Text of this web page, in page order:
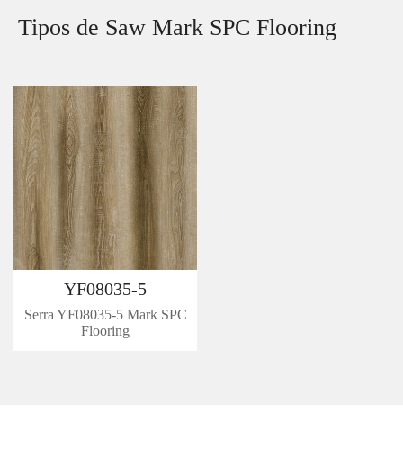
Tipos de Saw Mark SPC Flooring
YF08035-5
Serra YF08035-5 Mark SPC
Flooring